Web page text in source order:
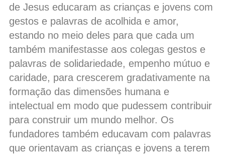
de Jesus educaram as crianças e jovens com
gestos e palavras de acolhida e amor,
estando no meio deles para que cada um
também manifestasse aos colegas gestos e
palavras de solidariedade, empenho mútuo e
caridade, para crescerem gradativamente na
formação das dimensões humana e
intelectual em modo que pudessem contribuir
para construir um mundo melhor. Os
fundadores também educavam com palavras
que orientavam as crianças e jovens a terem